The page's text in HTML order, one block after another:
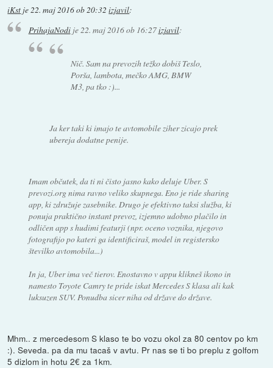
iKst je22. maj 2016 ob 20:32 izjavil:
PrihajaNodije22. maj 2016 ob 16:27izjavil:
Nič. Sam na prevozih težko dobiš Teslo,
Porša, lambota, mečko AMG, BMW
M3, pa tko :)...
Ja ker taki ki imajo te avtomobile ziher zicajo prek
ubereja dodatne penije.
Imam občutek, da ti ni čisto jasno kako deluje Uber. S
prevozi.org nima ravno veliko skupnega. Eno je ride sharing
app, ki združuje zasebnike. Drugo je efektivno taksi služba, ki
ponuja praktično instant prevoz, izjemno udobno plačilo in
odličen app s hudimi featurji (npr. oceno voznika, njegovo
fotografijo po kateri ga identificiraš, model in registersko
številko avtomobila...)
In ja, Uber ima več tierov. Enostavno v appu klikneš ikono in
namesto Toyote Camry te pride iskat Mercedes S klasa ali kak
luksuzen SUV. Ponudba sicer niha od države do države.
Mhm.. z mercedesom S klaso te bo vozu okol za 80 centov po km
:). Seveda. pa da mu tacaš v avtu. Pr nas se ti bo preplu z golfom
5 dizlom in hotu 2€ za 1km.